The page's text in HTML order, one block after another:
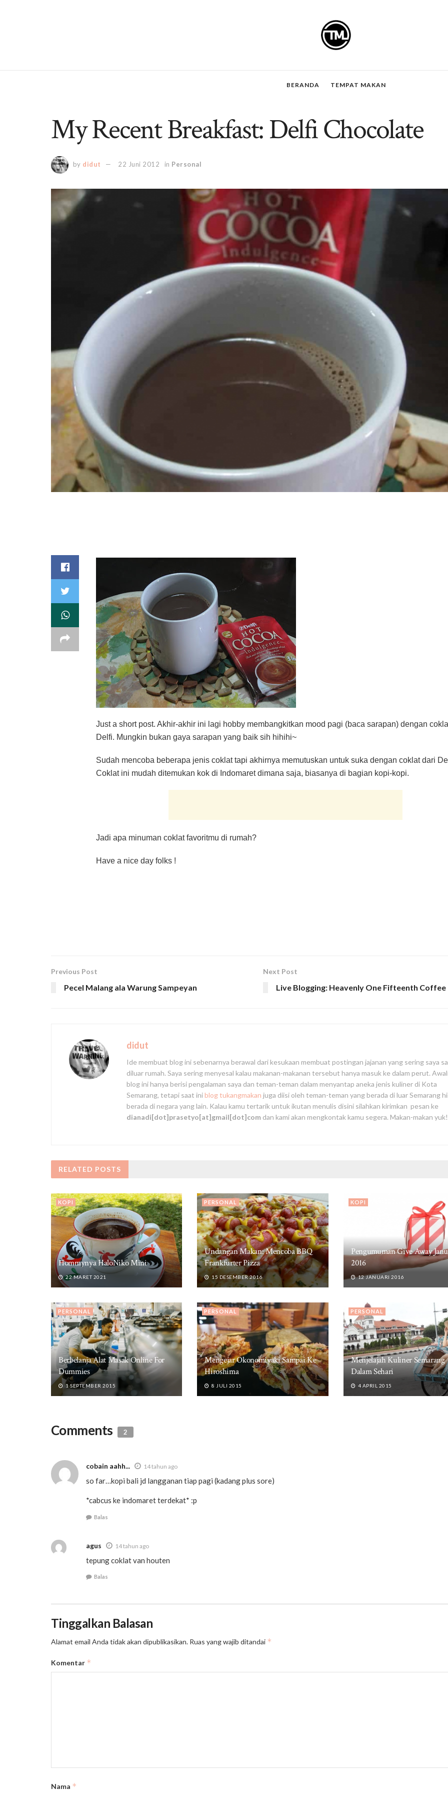
BERANDA TEMPAT MAKAN
My Recent Breakfast: Delfi Chocolate
by didut 22 Juni 2012 in Personal
Just a short post. Akhir-akhir ini lagi hobby membangkitkan mood pagi (baca sarapan) dengan
Delfi. Mungkin bukan gaya sarapan yang baik sih hihihi~
Sudah mencoba beberapa jenis coklat tapi akhirnya memutuskan untuk suka dengan coklat dari
Coklat ini mudah ditemukan kok di Indomaret dimana saja, biasanya di bagian kopi-kopi.
Jadi apa minuman coklat favoritmu di rumah?
Have a nice day folks !
Previous Post
Pecel Malang ala Warung Sampeyan
Next Post
Live Blogging: Heavenly One Fifteenth Coffee
didut
Ide membuat blog ini sebenarnya berawal dari kesukaan membuat postingan jajanan yang sering saya
diluar rumah. Saya sering menyesal kalau makanan-makanan tersebut hanya masuk ke dalam perut.
blog ini hanya berisi pengalaman saya dan teman-teman dalam menyantap aneka jenis kuliner di Kota
Semarang, tetapi saat iniblog tukangmakan juga diisi oleh teman-teman yang berada di luar Semarang
berada di negara yang lain. Kalau kamu tertarik untuk ikutan menulis disini silahkan kirimkan pesan ke
dianadi[dot]prasetyo[at]gmail[dot]com dan kami akan mengkontak kamu segera. Makan-makan
RELATED POSTS
KOPI
Hommynya HaloNiko Mini
22 MARET 2021
PERSONAL
Undangan Makan: Mencoba BBQ
Frankfurter Pizza
15 DESEMBER 2016
KOPI
Pengumuman Give Away
2016
12 JANUARI 2016
PERSONAL
Berbelanja Alat Masak Online For
Dummies
1 SEPTEMBER 2015
PERSONAL
Mengejar Okonomiyaki Sampai Ke
Hiroshima
8 JULI 2015
PERSONAL
Menjelajah Kuliner Semarang
Dalam Sehari
4 APRIL 2015
Comments 2
cobain aahh... 14 tahun ago
so far…kopi bali jd langganan tiap pagi (kadang plus sore)
*cabcus ke indomaret terdekat* :p
Balas
agus 14 tahun ago
tepung coklat van houten
Balas
Tinggalkan Balasan
Alamat email Anda tidak akan dipublikasikan. Ruas yang wajib ditandai *
Komentar *
Nama *